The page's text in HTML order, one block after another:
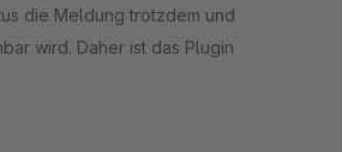
die Meldung trotzdem und
wird. Daher ist das Plugin